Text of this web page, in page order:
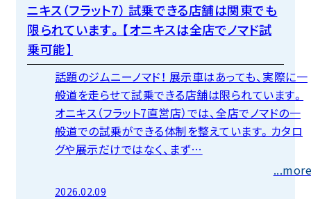
ニキス（フラット7） 試乗できる店舗は関東でも
限られています。【オニキスは全店でノマド試
乗可能】
話題のジムニーノマド！ 展示車はあっても、実際に一
般道を走らせて試乗できる店舗は限られています。
オニキス（フラット7直営店）では、全店でノマドの一
般道での試乗ができる体制を整えています。カタロ
グや展示だけではなく、まず…
...more
2026.02.09